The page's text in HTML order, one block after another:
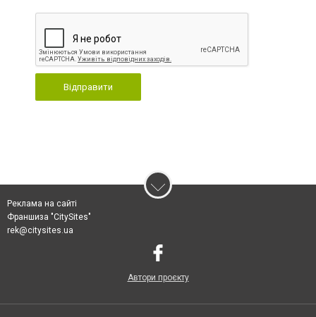
Відправити
Реклама на сайті
Франшиза "CitySites"
rek@citysites.ua
Автори проєкту